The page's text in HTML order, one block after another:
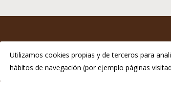
Utilizamos cookies propias y de terceros para
hábitos de navegación (por ejemplo páginas